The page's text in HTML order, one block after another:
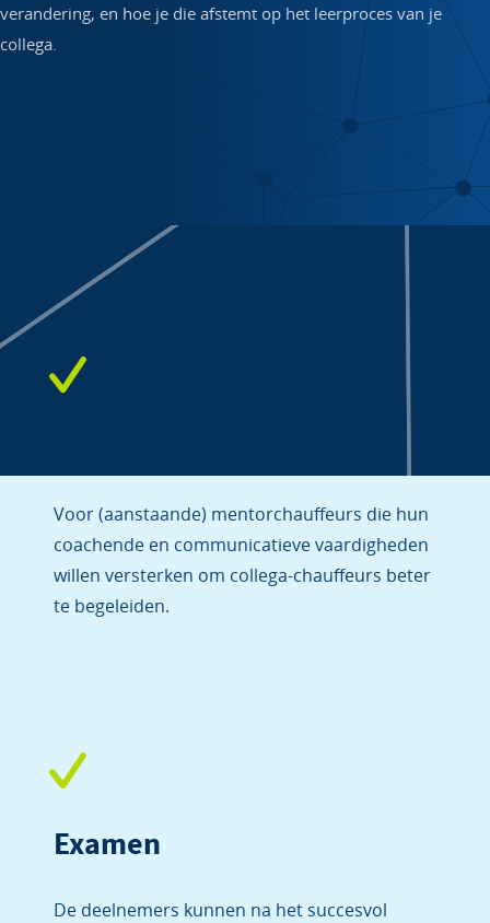
verandering, en hoe je die afstemt op het leerproces van je
collega.
Voor (aanstaande) mentorchauffeurs die hun
coachende en communicatieve vaardigheden
willen versterken om collega-chauffeurs beter
te begeleiden.
Examen
De deelnemers kunnen na het succesvol